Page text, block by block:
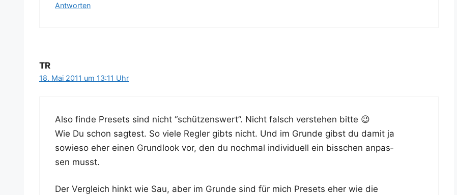
Antworten
TR
18. Mai 2011 um 13:11 Uhr
Also fin­de Pre­sets sind nicht “schüt­zens­wert”. Nicht falsch ver­ste­hen bitte 😉
Wie Du schon sag­test. So vie­le Reg­ler gibts nicht. Und im Grun­de gibst du damit ja
sowie­so eher einen Grund­look vor, den du noch­mal indi­vi­du­ell ein biss­chen anpas­
sen musst.
Der Ver­gleich hinkt wie Sau, aber im Grun­de sind für mich Pre­sets eher wie die